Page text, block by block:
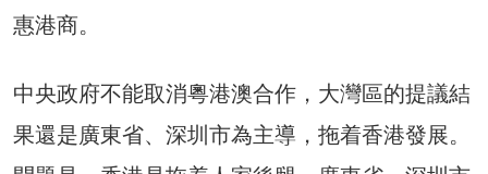
惠港商。
中央政府不能取消粵港澳合作，大灣區的提議結
果還是廣東省、深圳市為主導，拖着香港發展。